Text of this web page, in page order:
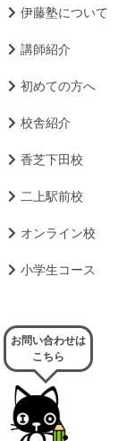
伊藤塾について
講師紹介
初めての方へ
校舎紹介
香芝下田校
二上駅前校
オンライン校
小学生コース
お問い合わせは
こちら